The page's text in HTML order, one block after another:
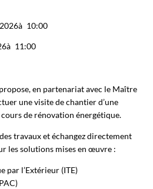
à 10:00
à 11:00
en partenariat avec le Maître
une visite de chantier d’une
de rénovation énergétique.
travaux et échangez directement
les solutions mises en œuvre :
par l’Extérieur (ITE)